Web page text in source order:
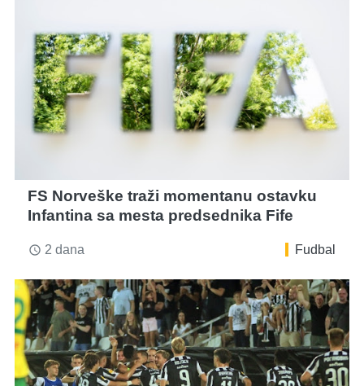
FS Norveške traži momentanu ostavku
Infantina sa mesta predsednika Fife
access_time 2 dana Fudbal